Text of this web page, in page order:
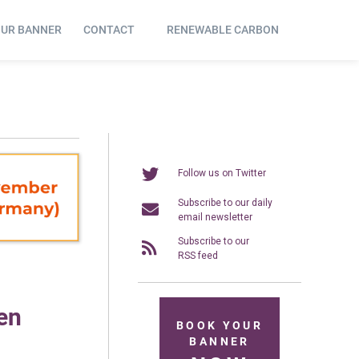
BANNER CONTACT RENEWABLE CARBON
Follow us on Twitter
Subscribe to our daily
email newsletter
Subscribe to our
RSS feed
BOOK YOUR
BANNER